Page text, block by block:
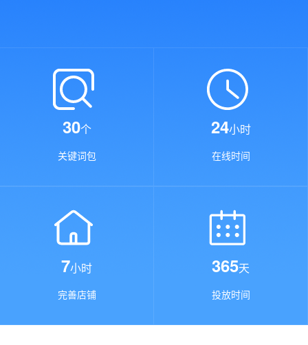
30个
关键词包
24小时
在线时间
7小时
完善店铺
365天
投放时间